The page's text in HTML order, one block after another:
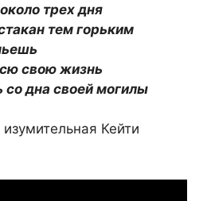
трех дня
тем горьким
свою жизнь
со дна своей могилы
Кейти